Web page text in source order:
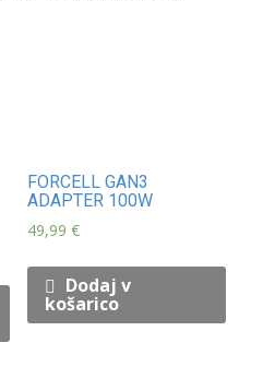
FORCELL GAN3
ADAPTER 100W
49,99 €
Dodaj v
košarico